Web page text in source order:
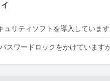
ュリティソフトを導入しています
スワードロックをかけています